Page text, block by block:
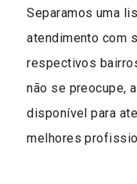
Separamos uma
atendimento com
respectivos
não se preocupe, a
disponível para
melhores